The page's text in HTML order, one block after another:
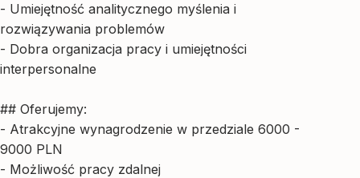
- Umiejętność analitycznego myślenia i
rozwiązywania problemów
- Dobra organizacja pracy i umiejętności
interpersonalne
## Oferujemy:
- Atrakcyjne wynagrodzenie w przedziale 6000 -
9000 PLN
- Możliwość pracy zdalnej